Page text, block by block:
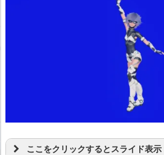
ここをクリックするとスライド表示